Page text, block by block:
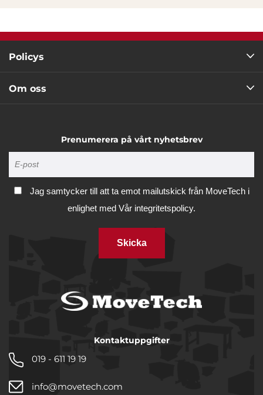
Policys
Om oss
Prenumerera på vårt nyhetsbrev
Jag samtycker till att ta emot mailutskick från MoveTech i
enlighet med Vår integritetspolicy.
Skicka
Kontaktuppgifter
019 - 611 19 19
info@movetech.com